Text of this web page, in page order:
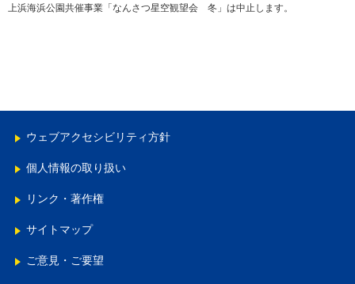
上浜海浜公園共催事業「なんさつ星空観望会 冬」は中止します。
ウェブアクセシビリティ方針
個人情報の取り扱い
リンク・著作権
サイトマップ
ご意見・ご要望